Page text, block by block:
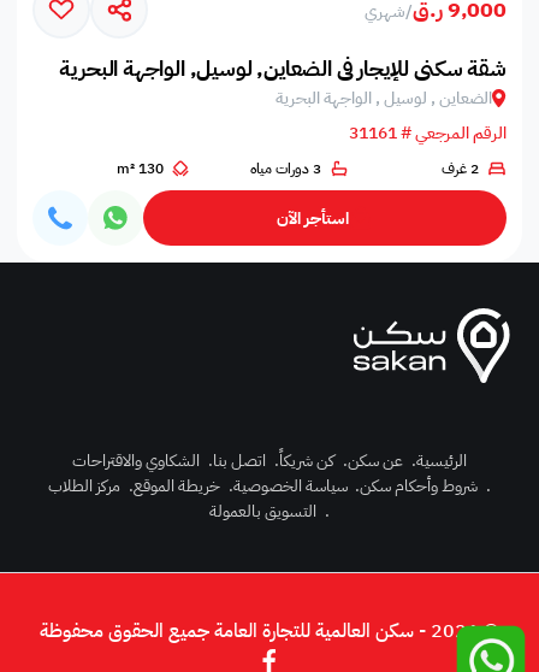
9,000 ر.ق /شهري
شقة سكني للإيجار في الضعاين, لوسيل, الواجهة البحرية
الضعاين , لوسيل , الواجهة البحرية
الرقم المرجعي # 31161
2 غرف 3 دورات مياه 130 m²
استأجر الآن
الرئيسية. عن سكن. كن شريكاً. اتصل بنا. الشكاوي والاقتراحات
. شروط وأحكام سكن. سياسة الخصوصية. خريطة الموقع. مركز الطلاب
. التسويق بالعمولة
© 2026 - سكن العالمية للتجارة العامة جميع الحقوق محفوظة